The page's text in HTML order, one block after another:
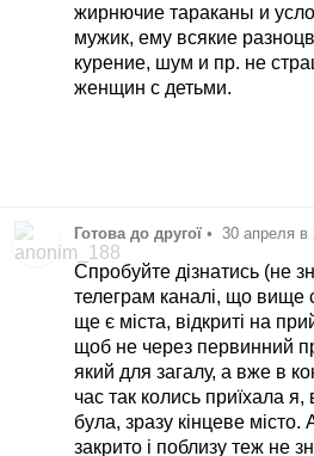
жирнючие тараканы и
мужик, ему всякие
курение, шум и пр. не
женщин с детьми.
Готова до другої • 30 апреля в
Спробуйте дізнатись (не
телеграм каналі, що вище
ще є міста, відкриті на
щоб не через первинний
який для загалу, а вже в
час так колись приїхала я,
була, зразу кінцеве
закрито і поблизу теж не